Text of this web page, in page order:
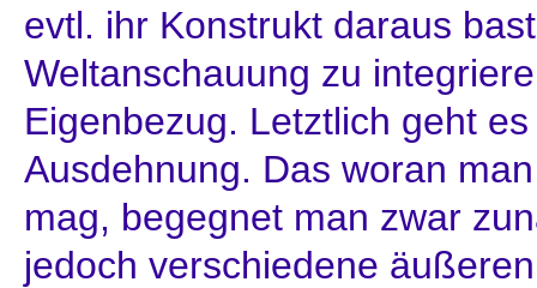
evtl. ihr Konstrukt daraus
Weltanschauung zu
Eigenbezug. Letztlich geht
Ausdehnung. Das woran
mag, begegnet man zwar
jedoch verschiedene